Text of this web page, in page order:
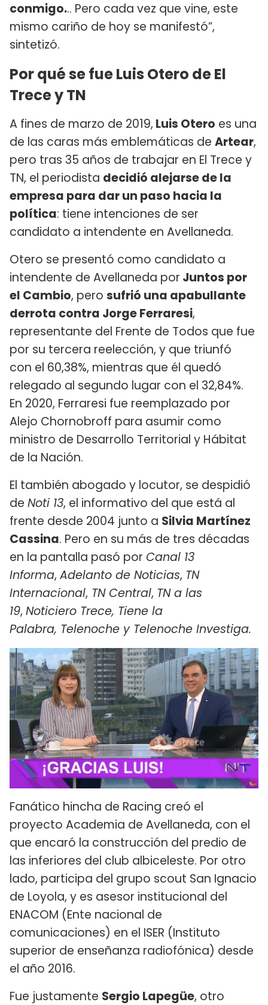
conmigo... Pero cada vez que vine, este
mismo cariño de hoy se manifestó”,
sintetizó.
Por qué se fue Luis Otero de El
Trece y TN
A fines de marzo de 2019, Luis Otero es una
de las caras más emblemáticas de Artear,
pero tras 35 años de trabajar en El Trece y
TN, el periodista decidió alejarse de la
empresa para dar un paso hacia la
política: tiene intenciones de ser
candidato a intendente en Avellaneda.
Otero se presentó como candidato a
intendente de Avellaneda por Juntos por
el Cambio, pero sufrió una apabullante
derrota contra Jorge Ferraresi,
representante del Frente de Todos que fue
por su tercera reelección, y que triunfó
con el 60,38%, mientras que él quedó
relegado al segundo lugar con el 32,84%.
En 2020, Ferraresi fue reemplazado por
Alejo Chornobroff para asumir como
ministro de Desarrollo Territorial y Hábitat
de la Nación.
El también abogado y locutor, se despidió
de Noti 13, el informativo del que está al
frente desde 2004 junto a Silvia Martínez
Cassina. Pero en su más de tres décadas
en la pantalla pasó por Canal 13
Informa,Adelanto de Noticias, TN
Internacional, TN Central, TN a las
19, Noticiero Trece, Tiene la
Palabra, Telenoche y Telenoche Investiga.
Fanático hincha de Racing creó el
proyecto Academia de Avellaneda, con el
que encaró la construcción del predio de
las inferiores del club albiceleste. Por otro
lado, participa del grupo scout San Ignacio
de Loyola, y es asesor institucional del
ENACOM (Ente nacional de
comunicaciones) en el ISER (Instituto
superior de enseñanza radiofónica) desde
el año 2016.
Fue justamente Sergio Lapegüe, otro